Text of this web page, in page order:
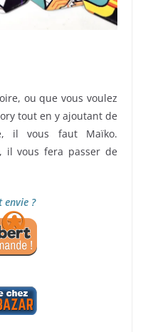
ou que vous voulez
tout en y ajoutant de
il vous faut Maïko.
il vous fera passer de
?